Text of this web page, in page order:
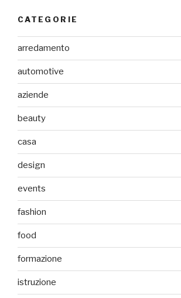
CATEGORIE
arredamento
automotive
aziende
beauty
casa
design
events
fashion
food
formazione
istruzione